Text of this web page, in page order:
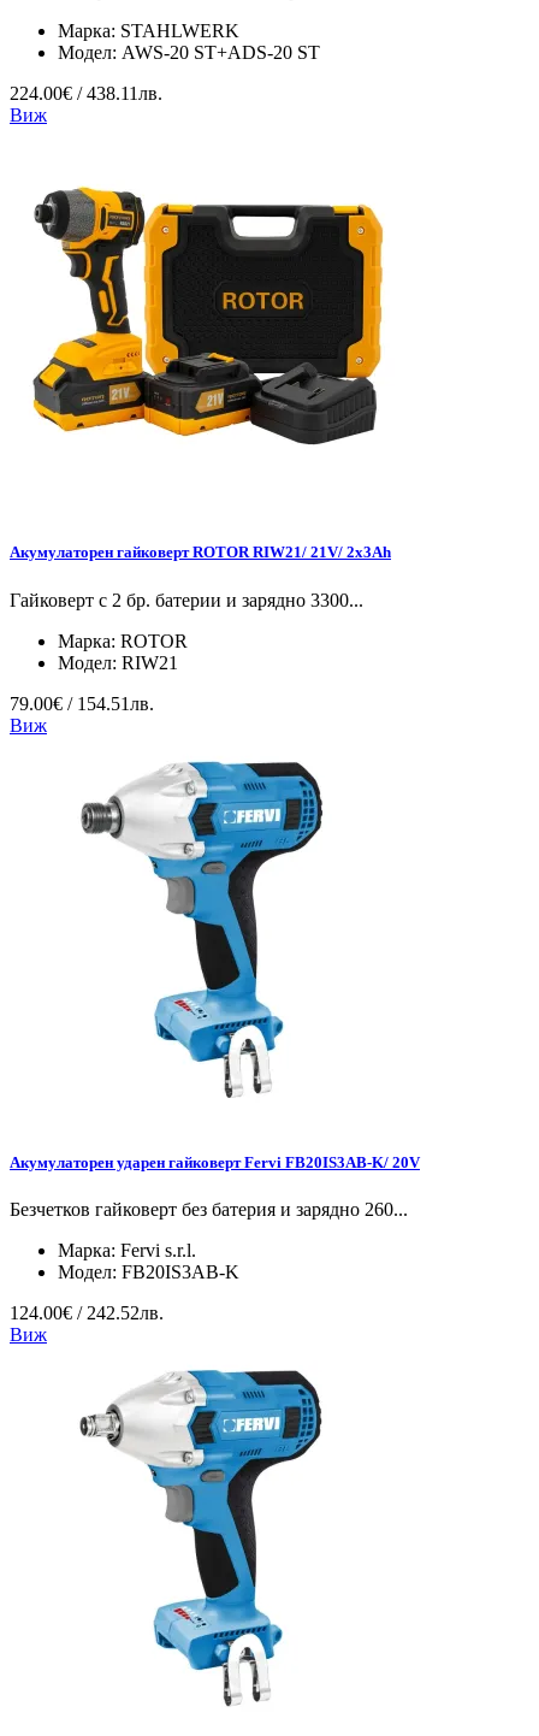
Марка: STAHLWERK
Модел: AWS-20 ST+ADS-20 ST
224.00€ / 438.11лв.
Виж
Акумулаторен гайковерт ROTOR RIW21/ 21V/ 2x3Ah
Гайковерт с 2 бр. батерии и зарядно 3300...
Марка: ROTOR
Модел: RIW21
79.00€ / 154.51лв.
Виж
Акумулаторен ударен гайковерт Fervi FB20IS3AB-K/ 20V
Безчетков гайковерт без батерия и зарядно 260...
Марка: Fervi s.r.l.
Модел: FB20IS3AB-K
124.00€ / 242.52лв.
Виж